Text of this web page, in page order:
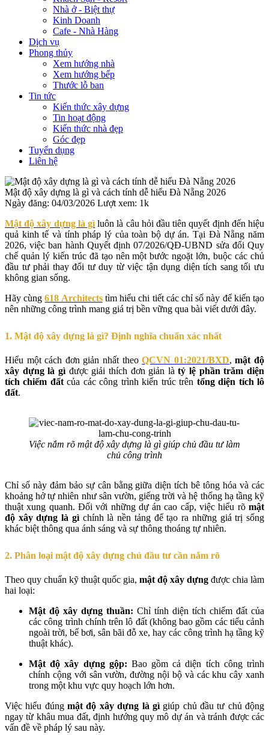
Nhà ở - Biệt thự
Kinh Doanh
Cafe - Nhà Hàng
Dịch vụ
Phong thủy
Xem hướng nhà
Xem hướng bếp
Thước lỗ ban
Tin tức
Kiến thức xây dựng
Tin hoạt động
Kiến thức nhà đẹp
Góc đẹp
Tuyển dụng
Liên hệ
Mật độ xây dựng là gì và cách tính dễ hiểu Đà Nẵng 2026
Ngày đăng: 04/03/2026 Lượt xem: 1k
Mật độ xây dựng là gì luôn là câu hỏi đầu tiên quyết định đến hiệu
quả kinh tế và tính pháp lý của toàn bộ dự án. Tại Đà Nẵng năm
2026, việc ban hành Quyết định 07/2026/QĐ-UBND sửa đổi Quy
chế quản lý kiến trúc đã tạo nên một bước ngoặt lớn, buộc các chủ
đầu tư phải thay đổi tư duy từ việc tận dụng diện tích sang tối ưu
không gian sống.
Hãy cùng618 Architectstìm hiểu chi tiết các chỉ số này để kiến tạo
nên những công trình mang giá trị bền vững qua bài viết dưới đây.
1. Mật độ xây dựng là gì? Định nghĩa chuẩn xác nhất
Hiểu một cách đơn giản nhất theoQCVN 01:2021/BXD,mật độ
xây dựng là gì được giải thích đơn giản làtỷ lệ phần trăm diện
tích chiếm đấtcủa các công trình kiến trúc trên tổng diện tích lô
đất.
Việc nắm rõ mật độ xây dựng là gì giúp chủ đầu tư làm
chủ công trình
Chỉ số này đảm bảo sự cân bằng giữa diện tích bê tông hóa và các
khoảng hở tự nhiên như sân vườn, giếng trời và hệ thống hạ tầng kỹ
thuật xung quanh. Đối với những dự án cao cấp, việc hiểu rõ mật
độ xây dựng là gìchính là nền tảng để tạo ra những giá trị sống
khác biệt thông qua ánh sáng và sự thông thoáng tự nhiên.
2. Phân loại mật độ xây dựng chủ đầu tư cần nắm rõ
Theo quy chuẩn kỹ thuật quốc gia, mật độ xây dựng được chia làm
hai loại:
Mật độ xây dựng thuần: Chỉ tính diện tích chiếm đất của
các công trình chính trên lô đất (không bao gồm các tiểu cảnh
ngoài trời, bể bơi, sân bãi đỗ xe, hay các công trình hạ tầng kỹ
thuật khác).
Mật độ xây dựng gộp: Bao gồm cả diện tích công trình
chính cộng với sân vườn, đường nội bộ và các khu cây xanh
trong một khu vực quy hoạch lớn hơn.
Việc hiểu đúngmật độ xây dựng là gìgiúp chủ đầu tư chủ động
ngay từ khâu mua đất, định hướng quy mô dự án và tránh được các
vấn đề về pháp lý sau này.